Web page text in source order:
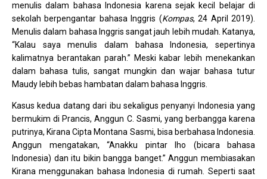
menulis dalam bahasa Indonesia karena sejak kecil belajar di
sekolah berpengantar bahasa Inggris (Kompas, 24 April 2019).
Menulis dalam bahasa Inggris sangat jauh lebih mudah. Katanya,
“Kalau saya menulis dalam bahasa Indonesia, sepertinya
kalimatnya berantakan parah.” Meski kabar lebih menekankan
dalam bahasa tulis, sangat mungkin dan wajar bahasa tutur
Maudy lebih bebas hambatan dalam bahasa Inggris.
Kasus kedua datang dari ibu sekaligus penyanyi Indonesia yang
bermukim di Prancis, Anggun C. Sasmi, yang berbangga karena
putrinya, Kirana Cipta Montana Sasmi, bisa berbahasa Indonesia.
Anggun mengatakan, “Anakku pintar lho (bicara bahasa
Indonesia) dan itu bikin bangga banget.” Anggun membiasakan
Kirana menggunakan bahasa Indonesia di rumah. Seperti saat